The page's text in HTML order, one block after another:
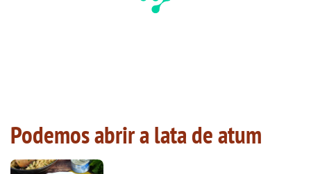
Podemos abrir a lata de atum